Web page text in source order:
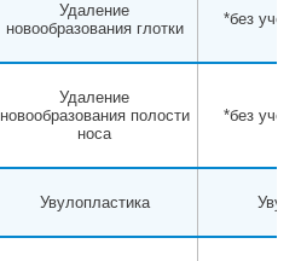
Удаление
новообразования глотки
*без
Удаление
новообразования полости
носа
*без
Увулопластика